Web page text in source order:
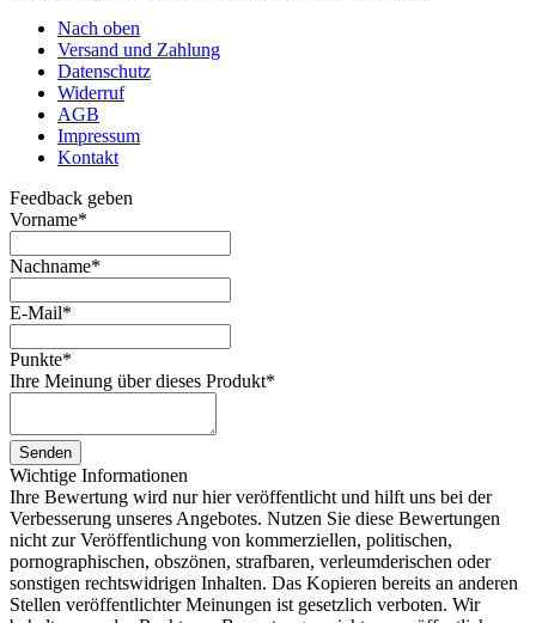
Nach oben
Versand und Zahlung
Datenschutz
Widerruf
AGB
Impressum
Kontakt
Feedback geben
Vorname*
Nachname*
E-Mail*
Punkte*
Ihre Meinung über dieses Produkt*
Senden
Wichtige Informationen
Ihre Bewertung wird nur hier veröffentlicht und hilft uns bei der
Verbesserung unseres Angebotes. Nutzen Sie diese Bewertungen
nicht zur Veröffentlichung von kommerziellen, politischen,
pornographischen, obszönen, strafbaren, verleumderischen oder
sonstigen rechtswidrigen Inhalten. Das Kopieren bereits an anderen
Stellen veröffentlichter Meinungen ist gesetzlich verboten. Wir